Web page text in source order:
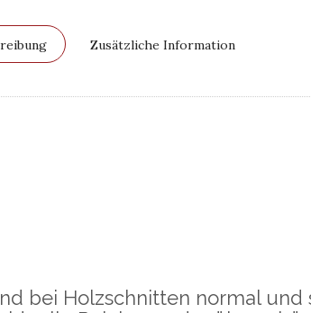
Zusätzliche Information
bei Holzschnitten normal